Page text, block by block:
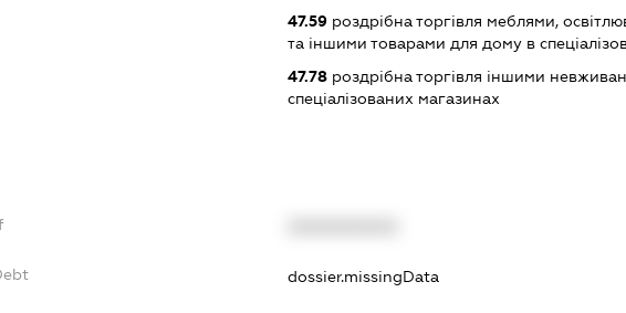
47.59роздрібна торгівля меблями,
та іншими товарами для дому в
47.78роздрібна торгівля іншими
спеціалізованих магазинах
dossier.missingData